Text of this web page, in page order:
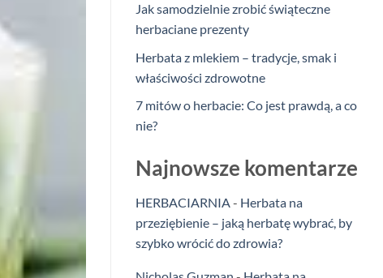
Jak samodzielnie zrobić świąteczne
herbaciane prezenty
Herbata z mlekiem – tradycje, smak i
właściwości zdrowotne
7 mitów o herbacie: Co jest prawdą, a co
nie?
Najnowsze komentarze
HERBACIARNIA- Herbata na
przeziębienie – jaką herbatę wybrać, by
szybko wrócić do zdrowia?